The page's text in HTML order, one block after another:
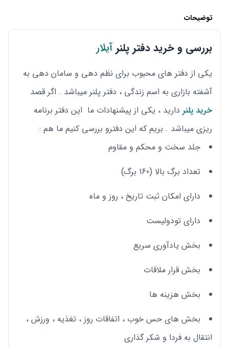
توضیحات
بررسی و خرید دفتر پلنر آیلار
یکی از دفتر های محبوب برای نظم دهی و سامان دهی به
آشفته بازاری به اسم زندگی ، دفتر پلنر میباشد . اگر قصد
خرید پلنر دارید ، یکی از پیشنهادات ما این دفتر برنامه
ریزی میباشد . بریم که این دفترو بررسی کنیم ما هم :
جلد سخت و محکم و مقاوم
تعداد برگ بالا (160 برگ)
دارای امکان ثبت تاریخ ، روز و ماه
دارای تودولیست
بخش یادآوری سریع
بخش قرار ملاقات
بخش هزینه ها
بخش های حس خوب ، اتفاقات روز ، تغذیه ، ورزش ،
انتقال به فردا و شکر گذاری